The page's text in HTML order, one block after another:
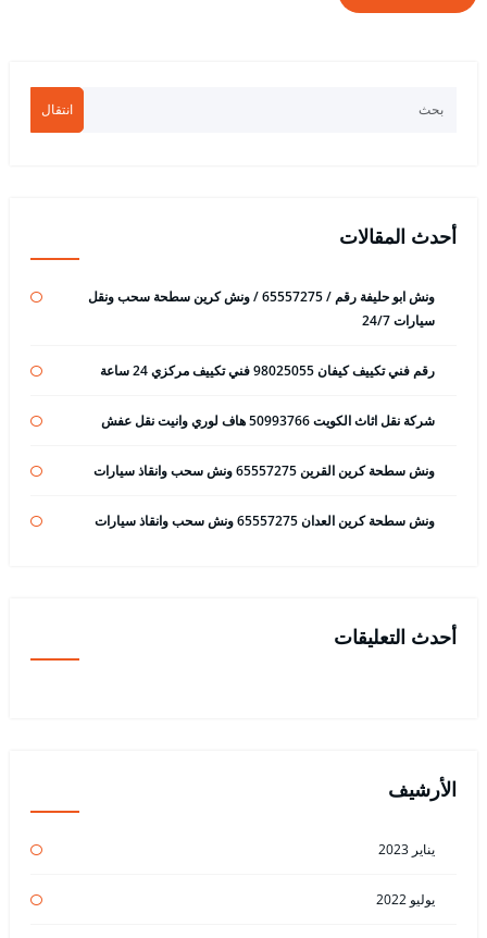
انتقال
أحدث المقالات
ونش ابو حليفة رقم / 65557275 / ونش كرين سطحة سحب ونقل
سيارات 24/7
رقم فني تكييف كيفان 98025055 فني تكييف مركزي 24 ساعة
شركة نقل اثاث الكويت 50993766 هاف لوري وانيت نقل عفش
ونش سطحة كرين القرين 65557275 ونش سحب وانقاذ سيارات
ونش سطحة كرين العدان 65557275 ونش سحب وانقاذ سيارات
أحدث التعليقات
الأرشيف
يناير 2023
يوليو 2022